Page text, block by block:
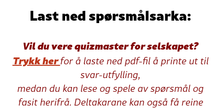
Last ned spørsmålsarka:
Vil du vere quizmaster for selskapet?
Trykk herfor å laste ned pdf-fil å printe ut til
svar-utfylling,
medan du kan lese og spele av spørsmål og
fasit herifrå. Deltakarane kan også få reine